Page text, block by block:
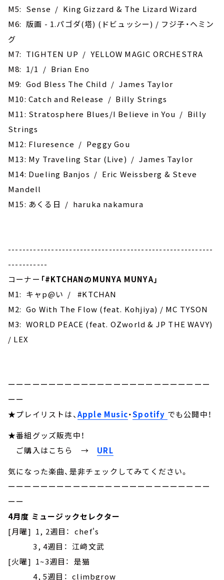
M5: Sense / King Gizzard & The Lizard Wizard
M6: 版画 - 1.パゴダ(塔) (ドビュッシー) / フジ子・ヘミン
グ
M7: TIGHTEN UP / YELLOW MAGIC ORCHESTRA
M8: 1/1 / Brian Eno
M9: God Bless The Child / James Taylor
M10: Catch and Release / Billy Strings
M11: Stratosphere Blues/I Believe in You / Billy
Strings
M12: Fluresence / Peggy Gou
M13: My Traveling Star (Live) / James Taylor
M14: Dueling Banjos / Eric Weissberg & Steve
Mandell
M15: あくる日 / haruka nakamura
---------------------------------------------------------
-----------
コーナー 「#KTCHANのMUNYA MUNYA」
M1: キャp@い / #KTCHAN
M2: ‎Go With The Flow (feat. Kohjiya) / MC TYSON
M3: WORLD PEACE (feat. OZworld & JP THE WAVY)
/ LEX
ーーーーーーーーーーーーーーーーーーーーーーーーー
ーー
★プレイリストは、Apple Music・Spotify でも公開中！
★番組グッズ販売中！
ご購入はこちら → URL
気になった楽曲、是非チェックしてみてください。
ーーーーーーーーーーーーーーーーーーーーーーーーー
ーー
4月度 ミュージックセレクター
[月曜] 1, 2週目： chef's
3, 4週目： 江﨑文武
[火曜] 1~3週目： 是猫
4, 5週目： climbgrow